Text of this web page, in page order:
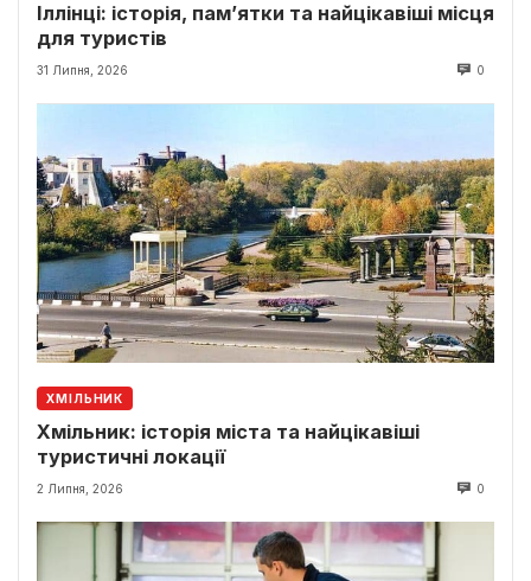
Іллінці: історія, пам’ятки та найцікавіші місця
для туристів
31 Липня, 2026 0
ХМІЛЬНИК
Хмільник: історія міста та найцікавіші
туристичні локації
2 Липня, 2026 0